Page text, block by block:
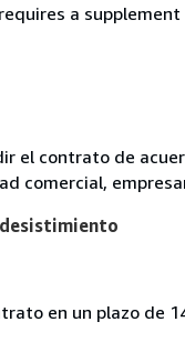
a
el contrato de
comercial,
en un plazo de